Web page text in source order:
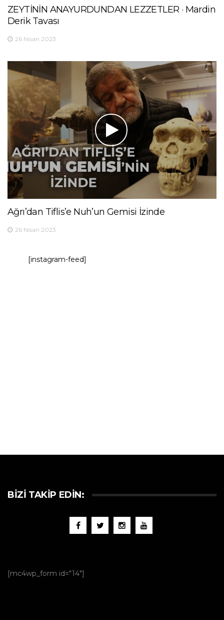
ZEYTİNİN ANAYURDUNDAN LEZZETLER · Mardin
Derik Tavası
26 Nisan 2023
Ağrı’dan Tiflis’e Nuh’un Gemisi İzinde
26 Nisan 2023
[instagram-feed]
BIZI TAKIP EDIN:
[mc4wp_form id="14"]